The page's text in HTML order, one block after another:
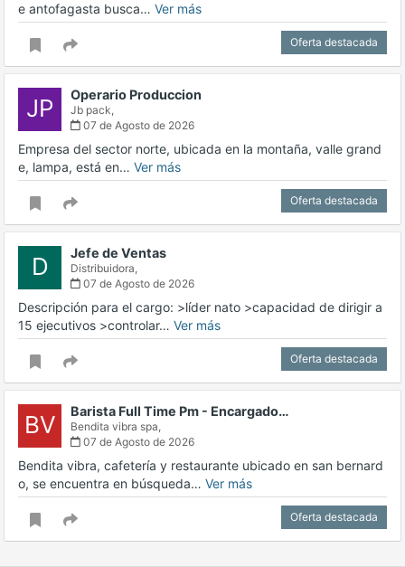
e antofagasta busca… Ver más
Oferta destacada
JP Operario Produccion
Jb pack,
07 de Agosto de 2026
Empresa del sector norte, ubicada en la montaña, valle grand
e, lampa, está en… Ver más
Oferta destacada
D Jefe de Ventas
Distribuidora,
07 de Agosto de 2026
Descripción para el cargo: >líder nato >capacidad de dirigir a
15 ejecutivos >controlar… Ver más
Oferta destacada
BV Barista Full Time Pm - Encargado…
Bendita vibra spa,
07 de Agosto de 2026
Bendita vibra, cafetería y restaurante ubicado en san bernard
o, se encuentra en búsqueda… Ver más
Oferta destacada